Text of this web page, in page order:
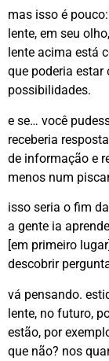
mas isso é
lente, em seu
lente acima está
que poderia estar
possibilidades.
e se… você
receberia
de informação e
menos num
isso seria o fim
a gente ia
[em primeiro
descobrir
vá pensando.
lente, no futuro,
estão, por
que não? nos